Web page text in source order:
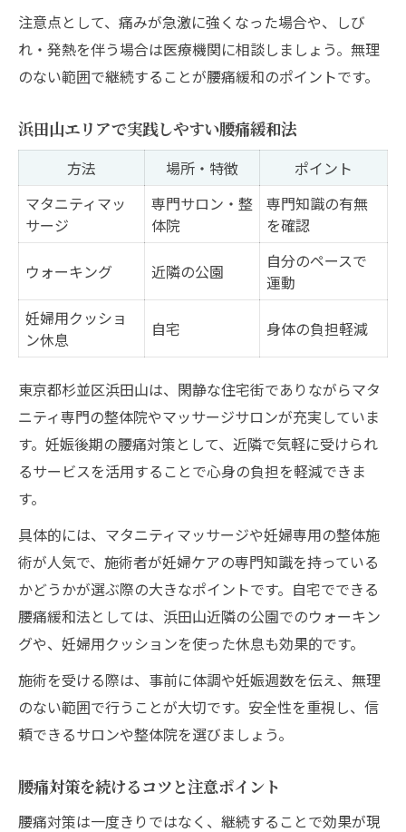
妊娠中の腰痛を和らげる簡単ストレッチ術を紹
介
腰痛緩和に役立つ妊娠後期向けストレッチ
妊娠中でも安全な腰痛ストレッチのコツ
自宅でできる簡単腰痛対策ストレッチ法
ストレッチ前後に注意したいポイント
腰痛軽減に効果的な呼吸法と組み合わせ
マタニティマッサージで腰痛を緩和する効果的
なコツ
腰痛改善に役立つマタニティマッサージの
腰痛緩和に重要なポイントと注意点
セルフマッサージで腰痛を和らげる方法
妊婦が知っておきたい施術後のケア
注意点として、痛みが急激に強くなった場合や、しび
れ・発熱を伴う場合は医療機関に相談しましょう。無理
のない範囲で継続することが腰痛緩和のポイントです。
浜田山エリアで実践しやすい腰痛緩和法
方法 場所・特徴
ポイント
マタニティマッ
サージ
専門サロン・整
体院
専門知識の有無
を確認
ウォーキング 近隣の公園
自分のペースで
運動
妊婦用クッショ
ン休息
自宅 身体の負担軽減
東京都杉並区浜田山は、閑静な住宅街でありながらマタ
ニティ専門の整体院やマッサージサロンが充実していま
す。妊娠後期の腰痛対策として、近隣で気軽に受けられ
るサービスを活用することで心身の負担を軽減できま
す。
具体的には、マタニティマッサージや妊婦専用の整体施
術が人気で、施術者が妊婦ケアの専門知識を持っている
かどうかが選ぶ際の大きなポイントです。自宅でできる
腰痛緩和法としては、浜田山近隣の公園でのウォーキン
グや、妊婦用クッションを使った休息も効果的です。
施術を受ける際は、事前に体調や妊娠週数を伝え、無理
のない範囲で行うことが大切です。安全性を重視し、信
頼できるサロンや整体院を選びましょう。
腰痛対策を続けるコツと注意ポイント
腰痛対策は一度きりではなく、継続することで効果が現